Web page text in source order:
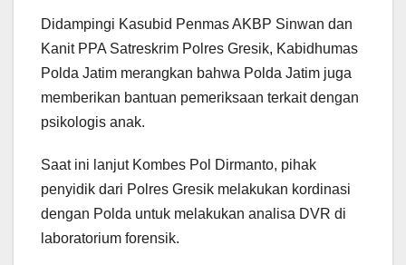
Didampingi Kasubid Penmas AKBP Sinwan dan
Kanit PPA Satreskrim Polres Gresik, Kabidhumas
Polda Jatim merangkan bahwa Polda Jatim juga
memberikan bantuan pemeriksaan terkait dengan
psikologis anak.
Saat ini lanjut Kombes Pol Dirmanto, pihak
penyidik dari Polres Gresik melakukan kordinasi
dengan Polda untuk melakukan analisa DVR di
laboratorium forensik.